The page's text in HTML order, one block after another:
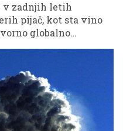
v zadnjih letih
pijač, kot sta vino
globalno